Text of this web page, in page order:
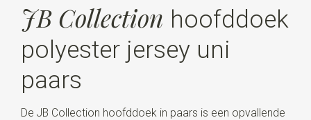
JB Collection hoofddoek
polyester jersey uni
paars
De JB Collection hoofddoek in paars is een opvallende